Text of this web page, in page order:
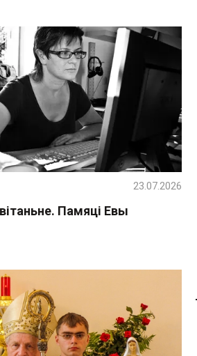
Памяці Евы
23.07.2026